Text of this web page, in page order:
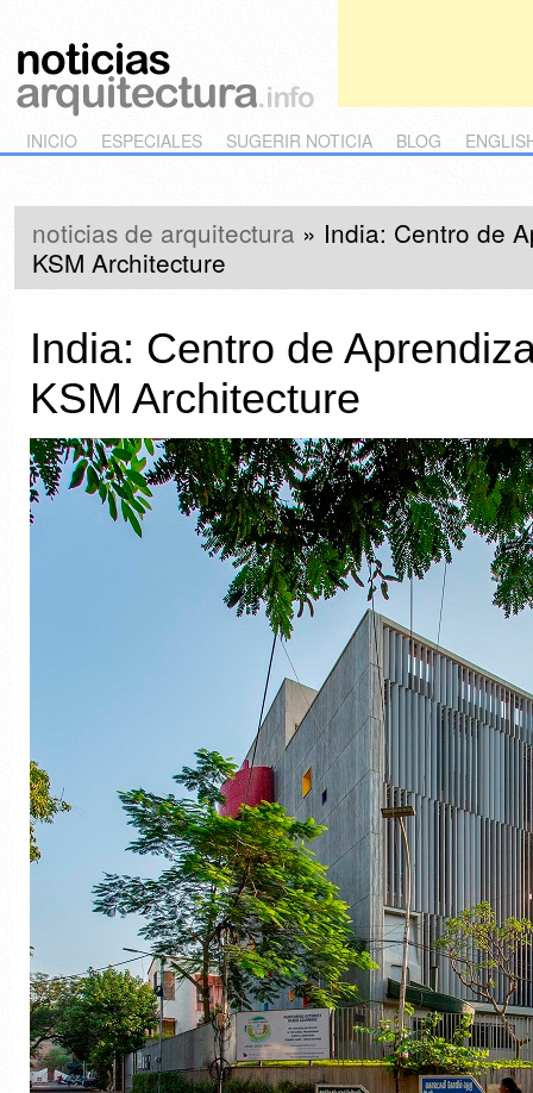
Main menu
Skip to primary content
Skip to secondary content
INICIO ESPECIALES SUGERIR NOTICIA BLOG
noticias de arquitectura » India: Centro de
KSM Architecture
India: Centro de
KSM Architecture